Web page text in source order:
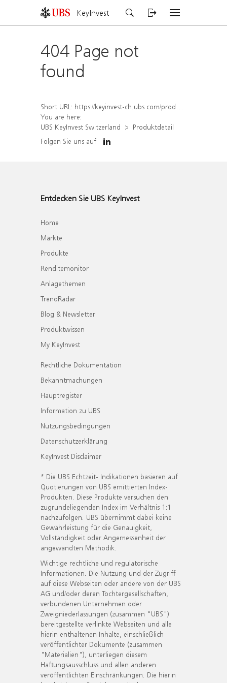
KeyInvest
404 Page not
found
Short URL: https://keyinvest-ch.ubs.com/produkt/detail/index/isin/CH1574362039
You are here:
UBS KeyInvest Switzerland
Produktdetail
Folgen Sie uns auf
Entdecken Sie UBS KeyInvest
Home
Märkte
Produkte
Renditemonitor
Anlagethemen
TrendRadar
Blog & Newsletter
Produktwissen
My KeyInvest
Rechtliche Dokumentation
Bekanntmachungen
Hauptregister
Information zu UBS
Nutzungsbedingungen
Datenschutzerklärung
KeyInvest Disclaimer
* Die UBS Echtzeit- Indikationen basieren auf
Quotierungen von UBS emittierten Index-
Produkten. Diese Produkte versuchen den
zugrundeliegenden Index im Verhältnis 1:1
nachzufolgen. UBS übernimmt dabei keine
Gewährleistung für die Genauigkeit,
Vollständigkeit oder Angemessenheit der
angewandten Methodik.
Wichtige rechtliche und regulatorische
Informationen. Die Nutzung und der Zugriff
auf diese Webseiten oder andere von der UBS
AG und/oder deren Tochtergesellschaften,
verbundenen Unternehmen oder
Zweigniederlassungen (zusammen "UBS")
bereitgestellte verlinkte Webseiten und alle
hierin enthaltenen Inhalte, einschließlich
veröffentlichter Dokumente (zusammen
"Materialien"), unterliegen diesem
Haftungsausschluss und allen anderen
veröffentlichten Einschränkungen. Die hierin